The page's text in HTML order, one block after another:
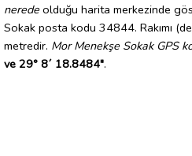
nerede olduğu harita merkezinde
Sokak posta kodu 34844. Rakımı
metredir. Mor Menekşe Sokak GPS
ve 29° 8´ 18.8484".